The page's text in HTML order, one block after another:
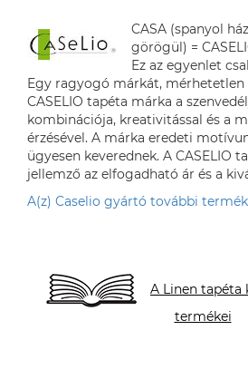
CASA (spanyol
görögül) =
Ez az egyenlet
Egy ragyogó márkát,
CASELIO tapéta márka a
kombinációja, kreativitással és a
érzésével. A márka eredeti
ügyesen keverednek. A CASELIO
jellemző az elfogadható ár és a
A(z) Caselio gyártó további
A Linen tapéta
termékei